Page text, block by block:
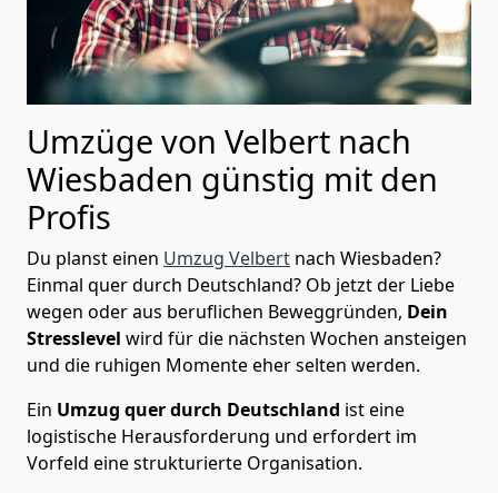
Umzüge von Velbert nach
Wiesbaden günstig mit den
Profis
Du planst einen Umzug Velbert nach Wiesbaden?
Einmal quer durch Deutschland? Ob jetzt der Liebe
wegen oder aus beruflichen Beweggründen, Dein
Stresslevel wird für die nächsten Wochen ansteigen
und die ruhigen Momente eher selten werden.
Ein Umzug quer durch Deutschland ist eine
logistische Herausforderung und erfordert im
Vorfeld eine strukturierte Organisation.